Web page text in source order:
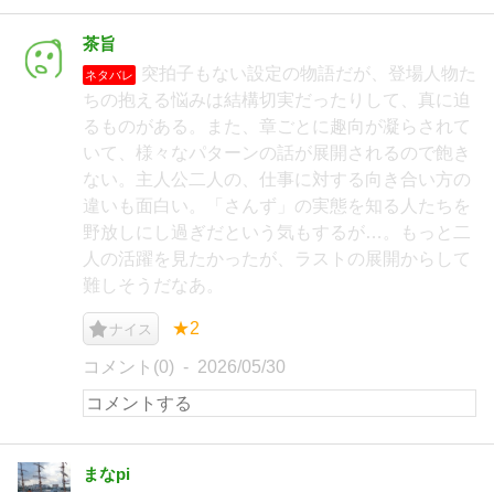
茶旨
ネタバレ
突拍子もない設定の物語だが、登場人物た
ちの抱える悩みは結構切実だったりして、真に迫
るものがある。また、章ごとに趣向が凝らされて
いて、様々なパターンの話が展開されるので飽き
ない。主人公二人の、仕事に対する向き合い方の
違いも面白い。「さんず」の実態を知る人たちを
野放しにし過ぎだという気もするが…。もっと二
人の活躍を見たかったが、ラストの展開からして
難しそうだなあ。
ナイス ★2
コメント(0) 2026/05/30
まなpi